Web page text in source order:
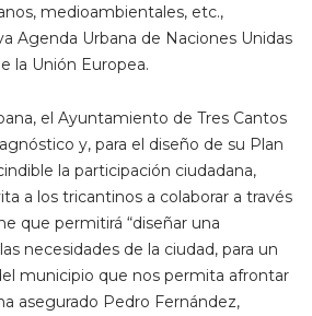
medioambientales, etc.,
Agenda Urbana de Naciones Unidas
la Unión Europea.
el Ayuntamiento de Tres Cantos
y, para el diseño de su Plan
la participación ciudadana,
a los tricantinos a colaborar a través
que permitirá “diseñar una
necesidades de la ciudad, para un
municipio que nos permita afrontar
asegurado Pedro Fernández,